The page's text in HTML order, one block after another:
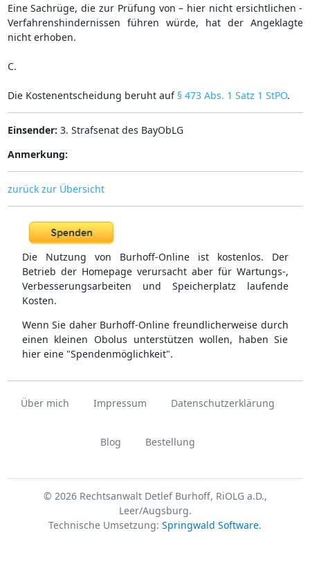
Eine Sachrüge, die zur Prüfung von – hier nicht ersichtlichen -
Verfahrenshindernissen führen würde, hat der Angeklagte
nicht erhoben.
C.
Die Kostenentscheidung beruht auf § 473 Abs. 1 Satz 1 StPO.
Einsender: 3. Strafsenat des BayObLG
Anmerkung:
zurück zur Übersicht
Die Nutzung von Burhoff-Online ist kostenlos. Der
Betrieb der Homepage verursacht aber für Wartungs-,
Verbesserungsarbeiten und Speicherplatz laufende
Kosten.
Wenn Sie daher Burhoff-Online freundlicherweise durch
einen kleinen Obolus unterstützen wollen, haben Sie
hier eine "Spendenmöglichkeit".
Über mich Impressum Datenschutzerklärung
Blog Bestellung
© 2026 Rechtsanwalt Detlef Burhoff, RiOLG a.D.,
Leer/Augsburg.
Technische Umsetzung: Springwald Software.